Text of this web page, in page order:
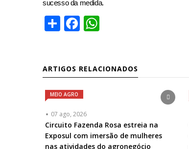
sucesso da medida.
ShareFacebook
ARTIGOS RELACIONADOS
MEIO AGRO
07 ago, 2026
Circuito Fazenda Rosa estreia na
Exposul com imersão de mulheres
nas atividades do agronegócio